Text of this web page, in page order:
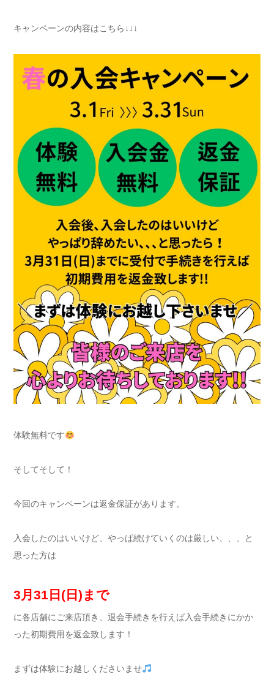
キャンペーンの内容はこちら↓↓↓
体験無料です
そしてそして！
今回のキャンペーンは返金保証があります。
入会したのはいいけど、やっぱ続けていくのは厳しい、、、と
思った方は
3月31日(日)まで
に各店舗にご来店頂き、退会手続きを行えば入会手続きにかか
った初期費用を返金致します！
まずは体験にお越しくださいませ